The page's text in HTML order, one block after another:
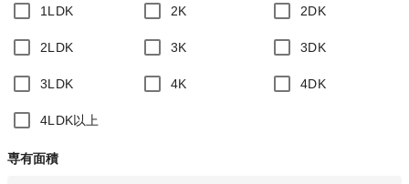
1LDK 2K 2DK
2LDK 3K 3DK
3LDK 4K 4DK
4LDK以上
専有面積